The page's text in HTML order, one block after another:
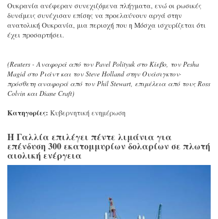
Ουκρανία ανέφεραν συνεχιζόμενα πλήγματα, ενώ οι ρωσικές
δυνάμεις συνέχισαν επίσης να προελαύνουν αργά στην
ανατολική Ουκρανία, μια περιοχή που η Μόσχα ισχυρίζεται ότι
έχει προσαρτήσει.
(Reuters - Αναφορά από τον Pavel Polityuk στο Κίεβο, τον Pesha
Magid στο Ριάντ και τον Steve Holland στην Ουάσιγκτον·
πρόσθετη αναφορά από τον Phil Stewart, επιμέλεια από τους Ross
Colvin και Diane Craft)
Κατηγορίες: Κυβερνητική ενημέρωση
Η Γαλλία επιλέγει πέντε λιμάνια για
επένδυση 300 εκατομμυρίων δολαρίων σε πλωτή
αιολική ενέργεια